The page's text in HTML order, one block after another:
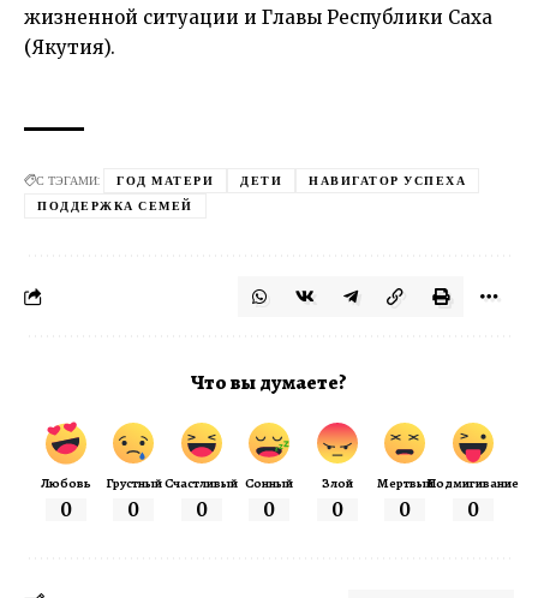
жизненной ситуации и Главы Республики Саха
(Якутия).
С ТЭГАМИ: ГОД МАТЕРИ ДЕТИ
НАВИГАТОР УСПЕХА
ПОДДЕРЖКА СЕМЕЙ
Что вы думаете?
Любовь
0
Грустный
0
Счастливый
0
Сонный
0
Злой
0
Мертвый
0
Подмигивание
0